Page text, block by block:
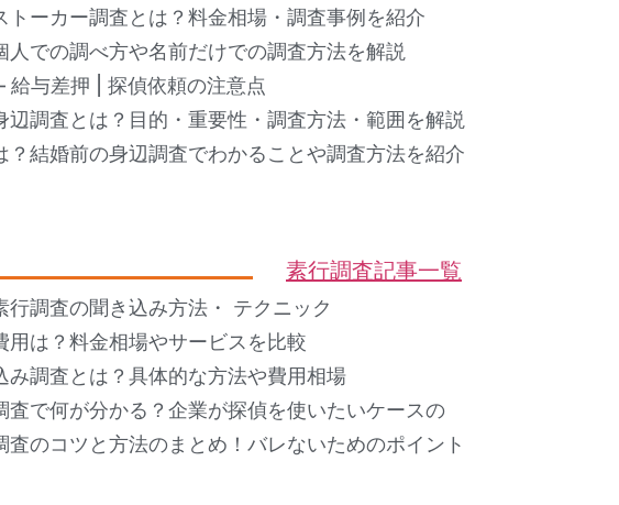
トーカー調査とは？料金相場・調査事例を紹介
人での調べ方や名前だけでの調査方法を解説
給与差押 | 探偵依頼の注意点
辺調査とは？目的・重要性・調査方法・範囲を解説
？結婚前の身辺調査でわかることや調査方法を紹介
素行調査記事一覧
行調査の聞き込み方法・ テクニック
用は？料金相場やサービスを比較
み調査とは？具体的な方法や費用相場
査で何が分かる？企業が探偵を使いたいケースの
査のコツと方法のまとめ！バレないためのポイント